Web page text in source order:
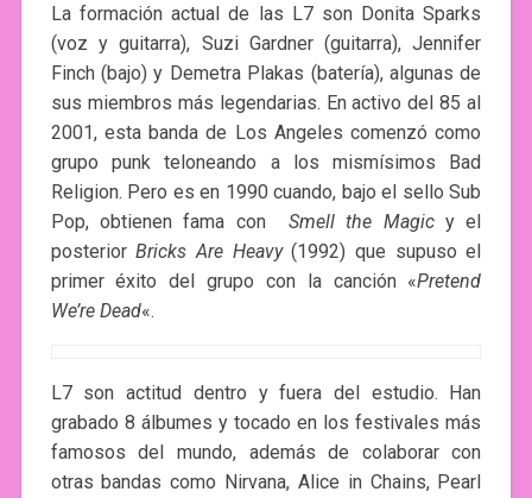
La formación actual de las L7 son Donita Sparks
(voz y guitarra), Suzi Gardner (guitarra), Jennifer
Finch (bajo) y Demetra Plakas (batería), algunas de
sus miembros más legendarias. En activo del 85 al
2001, esta banda de Los Angeles comenzó como
grupo punk teloneando a los mismísimos Bad
Religion. Pero es en 1990 cuando, bajo el sello Sub
Pop, obtienen fama con Smell the Magicy el
posteriorBricks Are Heavy(1992) que supuso el
primer éxito del grupo con la canción «Pretend
We’re Dead«.
L7 son actitud dentro y fuera del estudio. Han
grabado 8 álbumes y tocado en los festivales más
famosos del mundo, además de colaborar con
otras bandas como Nirvana, Alice in Chains, Pearl